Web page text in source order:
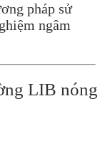
pháp sử
ngâm
LIB nóng